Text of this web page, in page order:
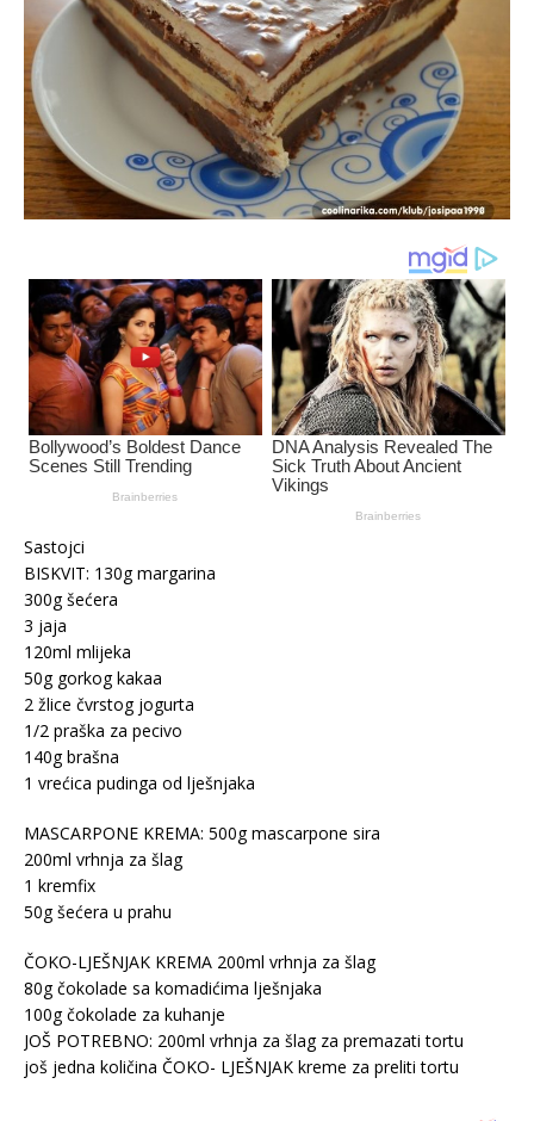
Sastojci
BISKVIT: 130g margarina
300g šećera
3 jaja
120ml mlijeka
50g gorkog kakaa
2 žlice čvrstog jogurta
1/2 praška za pecivo
140g brašna
1 vrećica pudinga od lješnjaka
MASCARPONE KREMA: 500g mascarpone sira
200ml vrhnja za šlag
1 kremfix
50g šećera u prahu
ČOKO-LJEŠNJAK KREMA 200ml vrhnja za šlag
80g čokolade sa komadićima lješnjaka
100g čokolade za kuhanje
JOŠ POTREBNO: 200ml vrhnja za šlag za premazati tortu
još jedna količina ČOKO- LJEŠNJAK kreme za preliti tortu